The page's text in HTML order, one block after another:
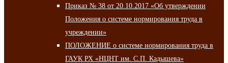
Приказ № 38 от 20.10.2017 «Об утверждении
Положения о системе нормирования труда в
учреждении»
ПОЛОЖЕНИЕ о системе нормирования труда в
ГАУК РХ «НЦНТ им. С.П. Кадышева»